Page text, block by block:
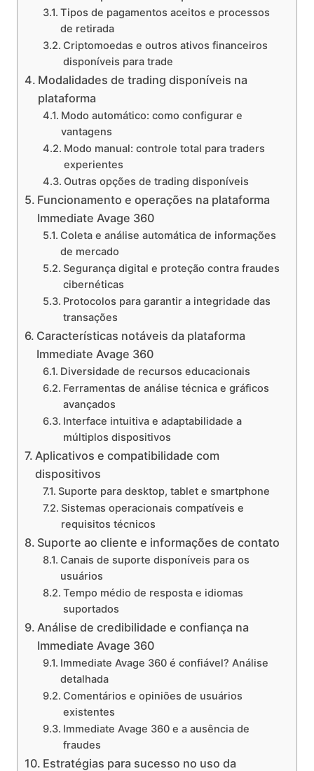
Tipos de pagamentos aceitos e processos
de retirada
Criptomoedas e outros ativos financeiros
disponíveis para trade
Modalidades de trading disponíveis na
plataforma
Modo automático: como configurar e
vantagens
Modo manual: controle total para traders
experientes
Outras opções de trading disponíveis
Funcionamento e operações na plataforma
Immediate Avage 360
Coleta e análise automática de informações
de mercado
Segurança digital e proteção contra fraudes
cibernéticas
Protocolos para garantir a integridade das
transações
Características notáveis da plataforma
Immediate Avage 360
Diversidade de recursos educacionais
Ferramentas de análise técnica e gráficos
avançados
Interface intuitiva e adaptabilidade a
múltiplos dispositivos
Aplicativos e compatibilidade com
dispositivos
Suporte para desktop, tablet e smartphone
Sistemas operacionais compatíveis e
requisitos técnicos
Suporte ao cliente e informações de contato
Canais de suporte disponíveis para os
usuários
Tempo médio de resposta e idiomas
suportados
Análise de credibilidade e confiança na
Immediate Avage 360
Immediate Avage 360 é confiável? Análise
detalhada
Comentários e opiniões de usuários
existentes
Immediate Avage 360 e a ausência de
fraudes
Estratégias para sucesso no uso da